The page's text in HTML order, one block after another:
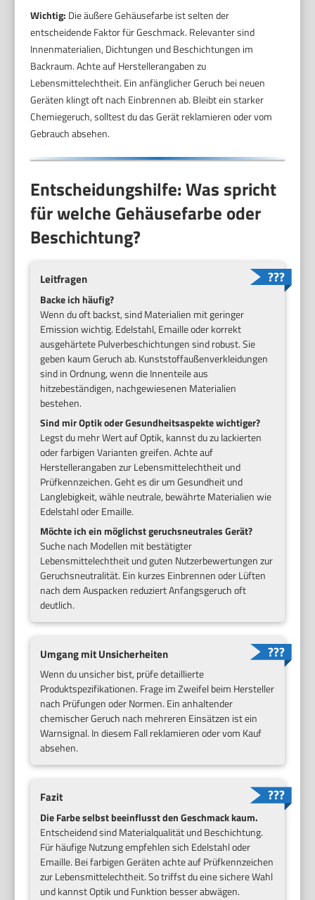
Wichtig: Die äußere Gehäusefarbe ist selten der
entscheidende Faktor für Geschmack. Relevanter sind
Innenmaterialien, Dichtungen und Beschichtungen im
Backraum. Achte auf Herstellerangaben zu
Lebensmittelechtheit. Ein anfänglicher Geruch bei neuen
Geräten klingt oft nach Einbrennen ab. Bleibt ein starker
Chemiegeruch, solltest du das Gerät reklamieren oder vom
Gebrauch absehen.
Entscheidungshilfe: Was spricht
für welche Gehäusefarbe oder
Beschichtung?
Leitfragen
Backe ich häufig?
Wenn du oft backst, sind Materialien mit geringer
Emission wichtig. Edelstahl, Emaille oder korrekt
ausgehärtete Pulverbeschichtungen sind robust. Sie
geben kaum Geruch ab. Kunststoffaußenverkleidungen
sind in Ordnung, wenn die Innenteile aus
hitzebeständigen, nachgewiesenen Materialien
bestehen.
Sind mir Optik oder Gesundheitsaspekte wichtiger?
Legst du mehr Wert auf Optik, kannst du zu lackierten
oder farbigen Varianten greifen. Achte auf
Herstellerangaben zur Lebensmittelechtheit und
Prüfkennzeichen. Geht es dir um Gesundheit und
Langlebigkeit, wähle neutrale, bewährte Materialien wie
Edelstahl oder Emaille.
Möchte ich ein möglichst geruchsneutrales Gerät?
Suche nach Modellen mit bestätigter
Lebensmittelechtheit und guten Nutzerbewertungen zur
Geruchsneutralität. Ein kurzes Einbrennen oder Lüften
nach dem Auspacken reduziert Anfangsgeruch oft
deutlich.
Umgang mit Unsicherheiten
Wenn du unsicher bist, prüfe detaillierte
Produktspezifikationen. Frage im Zweifel beim Hersteller
nach Prüfungen oder Normen. Ein anhaltender
chemischer Geruch nach mehreren Einsätzen ist ein
Warnsignal. In diesem Fall reklamieren oder vom Kauf
absehen.
Fazit
Die Farbe selbst beeinflusst den Geschmack kaum.
Entscheidend sind Materialqualität und Beschichtung.
Für häufige Nutzung empfehlen sich Edelstahl oder
Emaille. Bei farbigen Geräten achte auf Prüfkennzeichen
zur Lebensmittelechtheit. So triffst du eine sichere Wahl
und kannst Optik und Funktion besser abwägen.